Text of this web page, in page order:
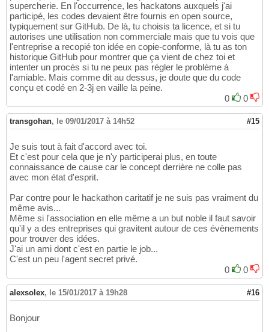
supercherie. En l'occurrence, les hackatons auxquels j'ai
participé, les codes devaient être fournis en open source,
typiquement sur GitHub. De là, tu choisis ta licence, et si tu
autorises une utilisation non commerciale mais que tu vois que
l'entreprise a recopié ton idée en copie-conforme, là tu as ton
historique GitHub pour montrer que ça vient de chez toi et
intenter un procès si tu ne peux pas régler le problème à
l'amiable. Mais comme dit au dessus, je doute que du code
conçu et codé en 2-3j en vaille la peine.
0
0
transgohan, le 09/01/2017 à 14h52 #15
Je suis tout à fait d'accord avec toi.
Et c'est pour cela que je n'y participerai plus, en toute
connaissance de cause car le concept derrière ne colle pas
avec mon état d'esprit.
Par contre pour le hackathon caritatif je ne suis pas vraiment du
même avis...
Même si l'association en elle même a un but noble il faut savoir
qu'il y a des entreprises qui gravitent autour de ces évènements
pour trouver des idées.
J'ai un ami dont c'est en partie le job...
C'est un peu l'agent secret privé.
0
0
alexsolex, le 15/01/2017 à 19h28 #16
Bonjour